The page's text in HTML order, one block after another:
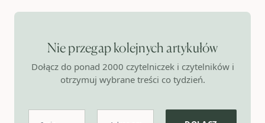
Nie przegap kolejnych artykułów
Dołącz do ponad 2000 czytelniczek i czytelników i
otrzymuj wybrane treści co tydzień.